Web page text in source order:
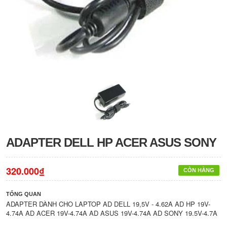
ADAPTER DELL HP ACER ASUS SONY
CÒN HÀNG
320.000₫
TỔNG QUAN
ADAPTER DÀNH CHO LAPTOP AD DELL 19,5V - 4.62A AD HP 19V-
4.74A AD ACER 19V-4.74A AD ASUS 19V-4.74A AD SONY 19.5V-4.7A